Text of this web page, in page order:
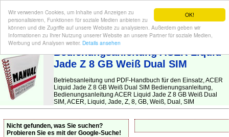
OK!
Wir verwenden Cookies, um Inhalte und Anzeigen zu
personalisieren, Funktionen für soziale Medien anbieten zu
können und die Zugriffe auf unsere Website zu analysieren. Außerdem geben wir
Informationen zu Ihrer Nutzung unserer Website an unsere Partner für soziale Medien,
Werbung und Analysen weiter. Details ansehen
BEDIENUNGSANLEITUNG| Hier finden Sie die deutsche Anleitung!
Bedienungsanleitung ACER Liquid
Jade Z 8 GB Weiß Dual SIM
Betriebsanleitung und PDF-Handbuch für den Einsatz, ACER
Liquid Jade Z 8 GB Weiß Dual SIM Bedienungsanleitung,
Bedienungsanleitung ACER Liquid Jade Z 8 GB Weiß Dual
SIM, ACER, Liquid, Jade, Z, 8, GB, Weiß, Dual, SIM
Nicht gefunden, was Sie suchen?
Probieren Sie es mit der Google-Suche!